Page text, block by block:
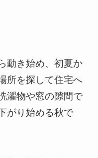
動き始め、初夏か
所を探して住宅へ
濯物や窓の隙間で
がり始める秋で